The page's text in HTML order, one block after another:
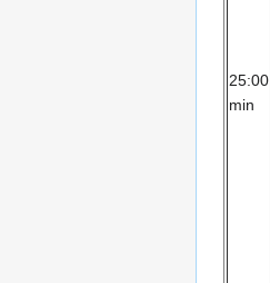
25:00
min